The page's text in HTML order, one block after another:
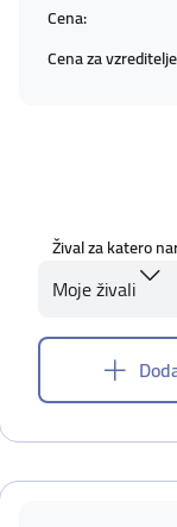
Cena:
Cena za
Žival za katero
Moje živali